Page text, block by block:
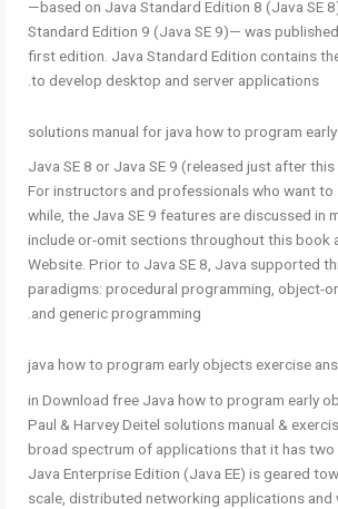
—based on Java Standard Edition 8 (Java SE
Standard Edition 9 (Java SE 9)— was
first edition. Java Standard Edition contains
to develop desktop and server applications.
solutions manual for java how to program
Java SE 8 or Java SE 9 (released just after
For instructors and professionals who want to
while, the Java SE 9 features are discussed in
include or-omit sections throughout this book
Website. Prior to Java SE 8, Java supported
paradigms: procedural programming, object-
and generic programming.
java how to program early objects exercise
in Download free Java how to program early
Paul & Harvey Deitel solutions manual &
broad spectrum of applications that it has two
Java Enterprise Edition (Java EE) is geared
scale, distributed networking applications and